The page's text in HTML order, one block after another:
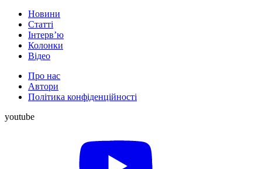
Новини
Статті
Інтерв’ю
Колонки
Відео
Про нас
Автори
Політика конфіденційності
youtube